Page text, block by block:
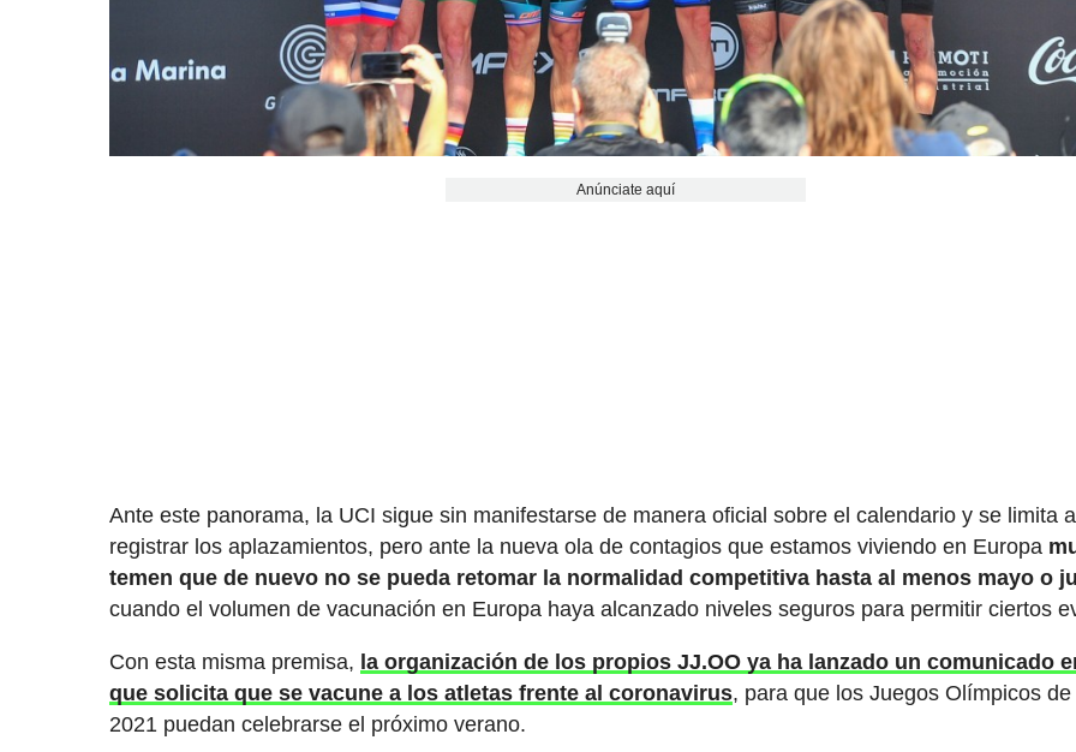
Anúnciate aquí
Ante este panorama, la UCI sigue sin manifestarse de manera oficial sobre el calendario y se limita a
registrar los aplazamientos, pero ante la nueva ola de contagios que estamos viviendo en Europa
temen que de nuevo no se pueda retomar la normalidad competitiva hasta al menos mayo o
cuando el volumen de vacunación en Europa haya alcanzado niveles seguros para permitir ciertos
Con esta misma premisa, la organización de los propios JJ.OO ya ha lanzado un comunicado
que solicita que se vacune a los atletas frente al coronavirus, para que los Juegos Olímpicos de
2021 puedan celebrarse el próximo verano.